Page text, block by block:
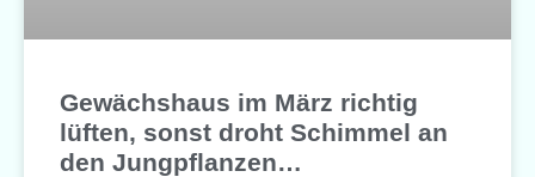
Gewächshaus im März richtig
lüften, sonst droht Schimmel an
den Jungpflanzen…